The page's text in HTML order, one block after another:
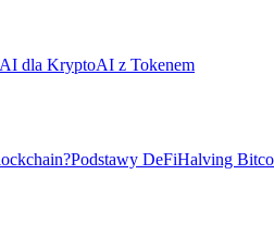
AI dla KryptoAI z Tokenem
Podstawy DeFiHalving